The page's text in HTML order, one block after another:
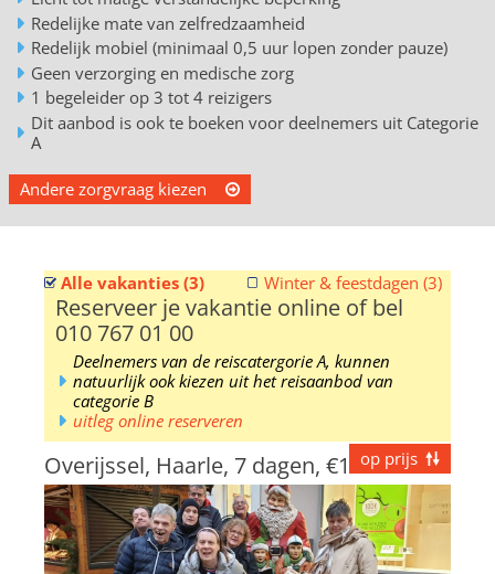
Redelijke mate van zelfredzaamheid
Redelijk mobiel (minimaal 0,5 uur lopen zonder pauze)
Geen verzorging en medische zorg
1 begeleider op 3 tot 4 reizigers
Dit aanbod is ook te boeken voor deelnemers uit Categorie
A
Andere zorgvraag kiezen
Alle vakanties (3) Winter & feestdagen (3)
Reserveer je vakantie online of bel
010 767 01 00
Deelnemers van de reiscatergorie A, kunnen
natuurlijk ook kiezen uit het reisaanbod van
categorie B
uitleg online reserveren
op prijs
Overijssel, Haarle, 7 dagen, €1299